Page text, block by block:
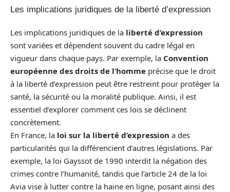
Les implications juridiques de la liberté d’expression
Les implications juridiques de la liberté d’expression
sont variées et dépendent souvent du cadre légal en
vigueur dans chaque pays. Par exemple, la Convention
européenne des droits de l’homme précise que le droit
à la liberté d’expression peut être restreint pour protéger la
santé, la sécurité ou la moralité publique. Ainsi, il est
essentiel d’explorer comment ces lois se déclinent
concrètement.
En France, la loi sur la liberté d’expression a des
particularités qui la différencient d’autres législations. Par
exemple, la loi Gayssot de 1990 interdit la négation des
crimes contre l’humanité, tandis que l’article 24 de la loi
Avia vise à lutter contre la haine en ligne, posant ainsi des